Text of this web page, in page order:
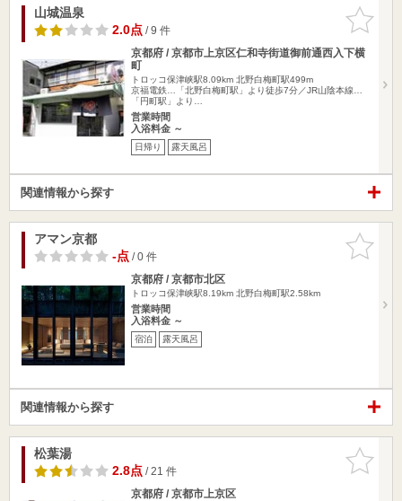
お気に入
りに追加
山城温泉
2.0点/ 9 件
京都府 / 京都市上京区仁和寺街道御前通西入下横
町
トロッコ保津峡駅8.09km 北野白梅町駅499m
京福電鉄…「北野白梅町駅」より徒歩7分／JR山陰本線…
「円町駅」より…
営業時間
入浴料金 ～
日帰り 露天風呂
関連情報から探す
お気に入
りに追加
アマン京都
-点/ 0 件
京都府 / 京都市北区
トロッコ保津峡駅8.19km 北野白梅町駅2.58km
営業時間
入浴料金 ～
宿泊 露天風呂
関連情報から探す
お気に入
りに追加
松葉湯
2.8点/ 21 件
京都府 / 京都市上京区